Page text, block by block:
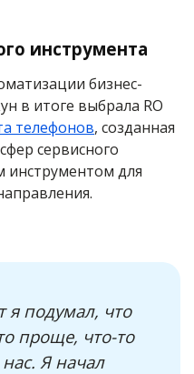
инструмента
бизнес-
в итоге выбрала RO
телефонов, созданная
сервисного
инструментом для
я подумал, что
проще, что-то
Я начал